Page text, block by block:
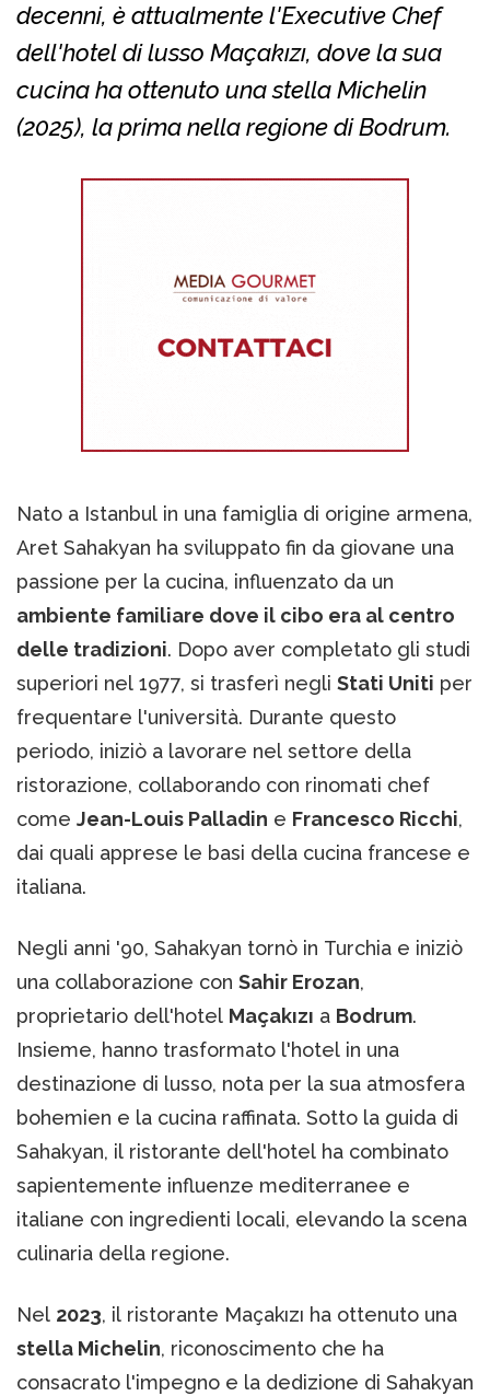
decenni, è attualmente l'Executive Chef
dell'hotel di lusso Maçakızı, dove la sua
cucina ha ottenuto una stella Michelin
(2025), la prima nella regione di Bodrum.
Nato a Istanbul in una famiglia di origine armena,
Aret Sahakyan ha sviluppato fin da giovane una
passione per la cucina, influenzato da un
ambiente familiare dove il cibo era al centro
delle tradizioni. Dopo aver completato gli studi
superiori nel 1977, si trasferì negli Stati Uniti per
frequentare l'università. Durante questo
periodo, iniziò a lavorare nel settore della
ristorazione, collaborando con rinomati chef
come Jean-Louis Palladin e Francesco Ricchi,
dai quali apprese le basi della cucina francese e
italiana. ​
Negli anni '90, Sahakyan tornò in Turchia e iniziò
una collaborazione con Sahir Erozan,
proprietario dell'hotel Maçakızı a Bodrum.
Insieme, hanno trasformato l'hotel in una
destinazione di lusso, nota per la sua atmosfera
bohemien e la cucina raffinata. Sotto la guida di
Sahakyan, il ristorante dell'hotel ha combinato
sapientemente influenze mediterranee e
italiane con ingredienti locali, elevando la scena
culinaria della regione. ​
Nel 2023, il ristorante Maçakızı ha ottenuto una
stella Michelin, riconoscimento che ha
consacrato l'impegno e la dedizione di Sahakyan